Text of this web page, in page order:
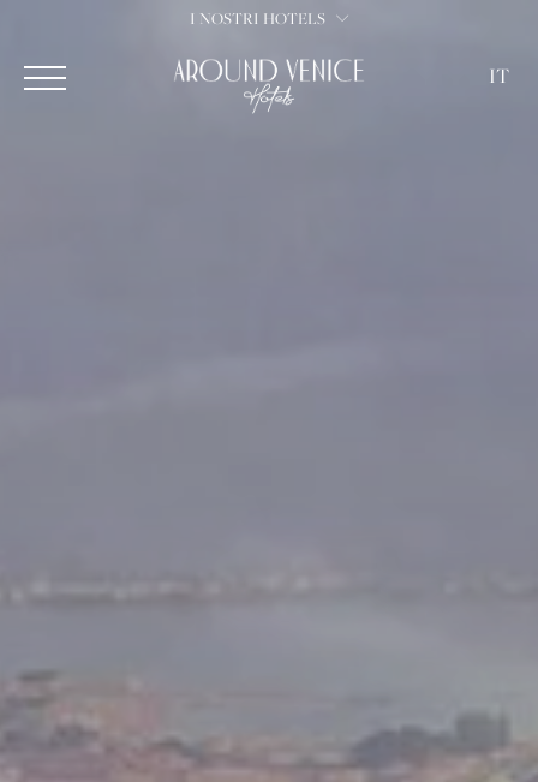
IT
I NOSTRI HOTELS